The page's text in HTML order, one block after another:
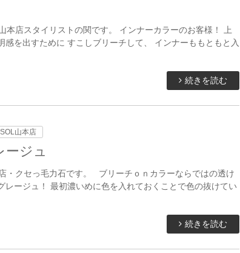
店スタイリストの関です。 インナーカラーのお客様！ 上
感を出すために すこしブリーチして、 インナーももともと入
続きを読む
山本店
ジュ
・クセっ毛力石です。 ブリーチｏｎカラーならではの透け
レージュ！ 最初濃いめに色を入れておくことで色の抜けてい
続きを読む